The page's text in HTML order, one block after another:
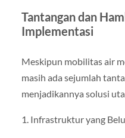
Tantangan dan
Implementasi
Meskipun mobilitas air
masih ada sejumlah
menjadikannya solusi
1. Infrastruktur yang